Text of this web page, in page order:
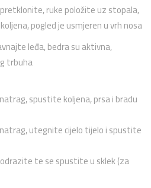
pretklonite, ruke položite uz stopala,
pogled je usmjeren u vrh nosa
leđa, bedra su aktivna,
trbuha
spustite koljena, prsa i bradu
utegnite cijelo tijelo i spustite
te se spustite u sklek (za